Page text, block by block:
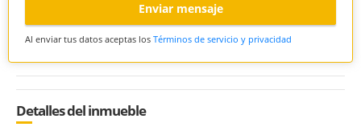
Enviar mensaje
Al enviar tus datos aceptas los Términos de servicio y privacidad
Detalles del inmueble